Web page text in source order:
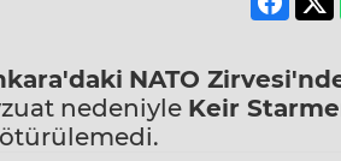
NATO
nedeniyle Keir